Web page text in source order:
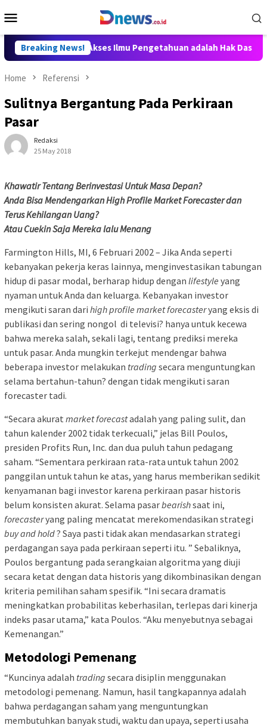
to
Menu
Breaking News!
Aditya: Akses Ilmu Pengetahuan adalah Hak Dasar Warga
Home Referensi
Sulitnya Bergantung Pada Perkiraan
Pasar
Redaksi
25 May 2018
Khawatir Tentang Berinvestasi Untuk Masa Depan?
Anda Bisa Mendengarkan High Profile Market Forecaster dan
Terus Kehilangan Uang?
Atau Cuekin Saja Mereka lalu Menang
Farmington Hills, MI, 6 Februari 2002 – Jika Anda seperti
kebanyakan pekerja keras lainnya, menginvestasikan tabungan
hidup di pasar modal, berharap hidup dengan lifestyle yang
nyaman untuk Anda dan keluarga. Kebanyakan investor
mengikuti saran dari high profile market forecasteryang eksis di
publikasi dan sering nongol di televisi? hanya untuk kecewa
bahwa mereka salah, sekali lagi, tentang prediksi mereka
untuk pasar. Anda mungkin terkejut mendengar bahwa
beberapa investor melakukan trading secara menguntungkan
selama bertahun-tahun? dengan tidak mengikuti saran
forecaster tadi.
“Secara akurat market forecastadalah yang paling sulit, dan
tahun kalender 2002 tidak terkecuali,” jelas Bill Poulos,
presiden Profits Run, Inc. dan dua puluh tahun pedagang
saham. “Sementara perkiraan rata-rata untuk tahun 2002
panggilan untuk tahun ke atas, yang harus memberikan sedikit
kenyamanan bagi investor karena perkiraan pasar historis
belum konsisten akurat. Selama pasarbearishsaat ini,
forecasteryang paling mencatat merekomendasikan strategi
buy and hold? Saya pasti tidak akan mendasarkan strategi
perdagangan saya pada perkiraan seperti itu. ” Sebaliknya,
Poulos bergantung pada serangkaian algoritma yang diuji
secara ketat dengan data historis yang dikombinasikan dengan
kriteria pemilihan saham spesifik. “Ini secara dramatis
meningkatkan probabilitas keberhasilan, terlepas dari kinerja
indeks pasar utama,” kata Poulos. “Aku menyebutnya sebagai
Kemenangan.”
Metodologi Pemenang
“Kuncinya adalah trading secara disiplin menggunakan
metodologi pemenang. Namun, hasil tangkapannya adalah
bahwa perdagangan saham yang menguntungkan
membutuhkan banyak studi, waktu dan upaya, seperti usaha